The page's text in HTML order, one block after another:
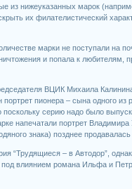
из нижеуказанных марок
их филателистический
марки не поступали на
и попала к любителям,
ВЦИК Михаила
пионера – сына одного
серию надо было
напечатали портрет
знака) позднее
“Трудящиеся – в Автодор”,
влиянием романа Ильфа и